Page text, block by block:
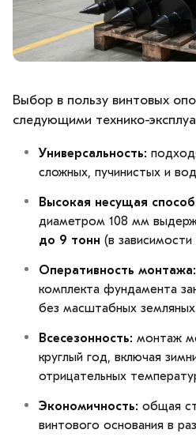
Выбор в пользу винтовых
следующими технико-
Универсальность:
сложных, пучинистых и
Высокая несущая
диаметром 108 мм
до 9 тонн (в
Оперативность монтажа:
комплекта фундамента
без масштабных
Всесезонность: монтаж
круглый год, включая
отрицательных
Экономичность: общая
винтового основания в